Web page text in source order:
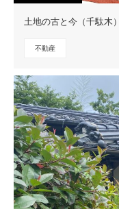
土地の古と今（千駄木）
不動産